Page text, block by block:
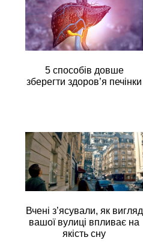
5 способів довше
зберегти здоров’я печінки
Вчені з’ясували, як вигляд
вашої вулиці впливає на
якість сну